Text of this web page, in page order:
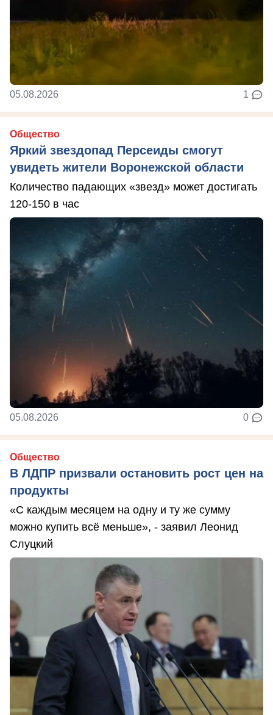
05.08.2026 1
Общество
Яркий звездопад Персеиды смогут
увидеть жители Воронежской области
Количество падающих «звезд» может достигать
120-150 в час
05.08.2026 0
Общество
В ЛДПР призвали остановить рост цен на
продукты
«С каждым месяцем на одну и ту же сумму
можно купить всё меньше», - заявил Леонид
Слуцкий